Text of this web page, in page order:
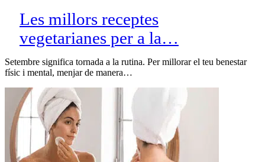
Les millors receptes
vegetarianes per a la…
Setembre significa tornada a la rutina. Per millorar el teu benestar
físic i mental, menjar de manera…